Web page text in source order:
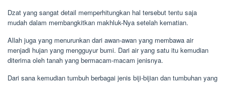
Dzat yang sangat detail memperhitungkan hal tersebut tentu saja
mudah dalam membangkitkan makhluk-Nya setelah kematian.
Allah juga yang menurunkan dari awan-awan yang membawa air
menjadi hujan yang mengguyur bumi. Dari air yang satu itu kemudian
diterima oleh tanah yang bermacam-macam jenisnya.
Dari sana kemudian tumbuh berbagai jenis biji-bijian dan tumbuhan yang